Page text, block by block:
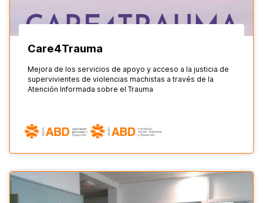
Care4Trauma
Mejora de los servicios de apoyo y acceso a la justicia de
supervivientes de violencias machistas a través de la
Atención Informada sobre el Trauma